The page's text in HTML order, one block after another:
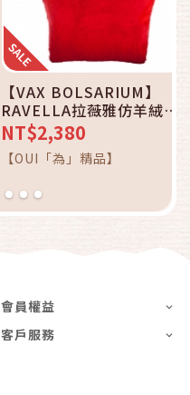
【VAX BOLSARIUM】
RAVELLA拉薇雅仿羊絨輕
量萬用托特包14吋-仿羊絨
紅色
NT$2,380
【OUI「為」精品】
會員權益
客戶服務